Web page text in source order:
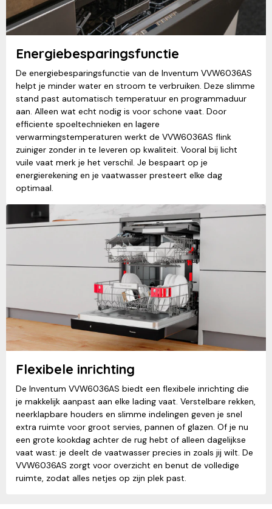
Energiebesparingsfunctie
De energiebesparingsfunctie van de Inventum VVW6036AS
helpt je minder water en stroom te verbruiken. Deze slimme
stand past automatisch temperatuur en programmaduur
aan. Alleen wat echt nodig is voor schone vaat. Door
efficiente spoeltechnieken en lagere
verwarmingstemperaturen werkt de VVW6036AS flink
zuiniger zonder in te leveren op kwaliteit. Vooral bij licht
vuile vaat merk je het verschil. Je bespaart op je
energierekening en je vaatwasser presteert elke dag
optimaal.
Flexibele inrichting
De Inventum VVW6036AS biedt een flexibele inrichting die
je makkelijk aanpast aan elke lading vaat. Verstelbare rekken,
neerklapbare houders en slimme indelingen geven je snel
extra ruimte voor groot servies, pannen of glazen. Of je nu
een grote kookdag achter de rug hebt of alleen dagelijkse
vaat wast: je deelt de vaatwasser precies in zoals jij wilt. De
VVW6036AS zorgt voor overzicht en benut de volledige
ruimte, zodat alles netjes op zijn plek past.